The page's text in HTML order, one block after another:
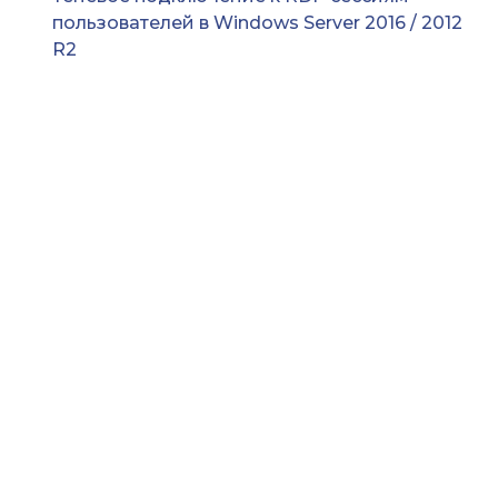
пользователей в Windows Server 2016 / 2012
R2